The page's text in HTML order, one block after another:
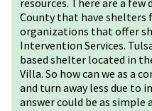
resources. There are a
County that have shelters
organizations that offer
Intervention Services.
based shelter located in
Villa. So how can we as a
and turn away less due to
answer could be as